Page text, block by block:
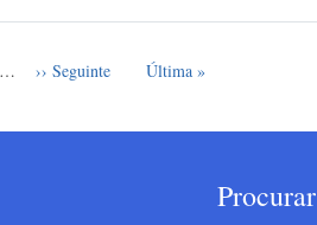
… Próxima página
›› Seguinte Última página
Última »
Procurar